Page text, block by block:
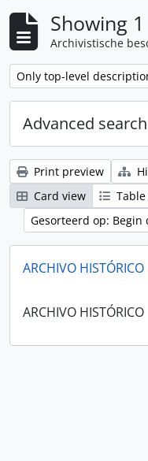
Showing
Archivistische
Remove filter:
Only top-level
Advanced
Print preview
Card view
Gesorteerd op: Begin
ARCHIVO HISTÓRICO
ARCHIVO HISTÓRICO